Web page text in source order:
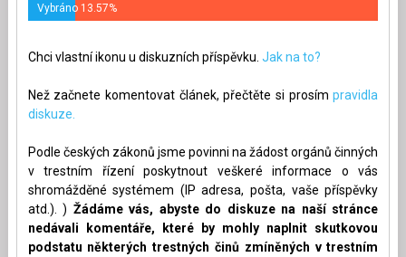
Vybráno 13.57%
Chci vlastní ikonu u diskuzních příspěvku. Jak na to?
Než začnete komentovat článek, přečtěte si prosímpravidla
diskuze.
Podle českých zákonů jsme povinni na žádost orgánů činných
v trestním řízení poskytnout veškeré informace o vás
shromážděné systémem (IP adresa, pošta, vaše příspěvky
atd.). ) Žádáme vás, abyste do diskuze na naší stránce
nedávali komentáře, které by mohly naplnit skutkovou
podstatu některých trestných činů zmíněných v trestním